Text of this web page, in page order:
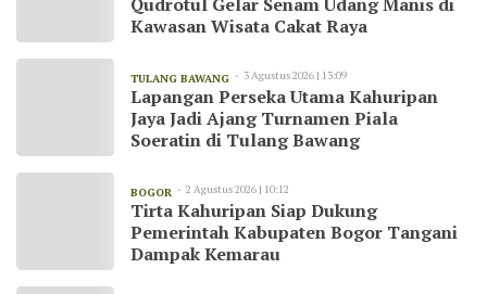
Kawasan Wisata Cakat Raya
TULANG BAWANG 3 Agustus 2026 | 13:09
Lapangan Perseka Utama Kahuripan
Jaya Jadi Ajang Turnamen Piala
Soeratin di Tulang Bawang
BOGOR 2 Agustus 2026 | 10:12
Tirta Kahuripan Siap Dukung
Pemerintah Kabupaten Bogor Tangani
Dampak Kemarau